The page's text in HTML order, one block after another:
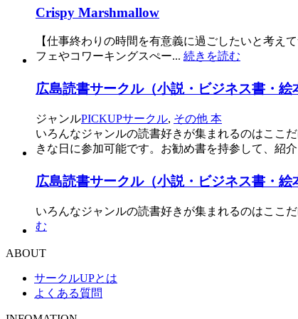
Crispy Marshmallow
【仕事終わりの時間を有意義に過ごしたいと考え
フェやコワーキングスぺー... 続きを読む
広島読書サークル（小説・ビジネス書・絵
ジャンルPICKUPサークル, その他 本
いろんなジャンルの読書好きが集まれるのはここ
きな日に参加可能です。お勧め書を持参して、紹
広島読書サークル（小説・ビジネス書・絵
いろんなジャンルの読書好きが集まれるのはここ
む
ABOUT
サークルUPとは
よくある質問